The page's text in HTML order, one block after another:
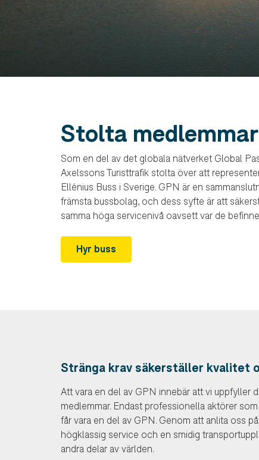
Stolta
Som en del av det globala nätverket Global
Axelssons Turisttrafik stolta över att
Ellénius Buss i Sverige. GPN är en
främsta bussbolag, och dess syfte är att
samma höga servicenivå oavsett var de
Hyr buss
Stränga krav säkerställer kvalitet
Att vara en del av GPN innebär att vi uppfyller
medlemmar. Endast professionella aktörer
får vara en del av GPN. Genom att anlita oss
högklassig service och en smidig
andra delar av världen.